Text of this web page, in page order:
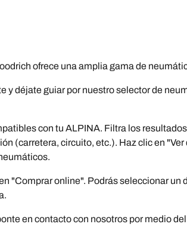
ofrece una amplia gama de
y déjate guiar por nuestro selector de
con tu ALPINA. Filtra los
(carretera, circuito, etc.). Haz clic en
"Comprar online". Podrás seleccionar
en contacto con nosotros por medio